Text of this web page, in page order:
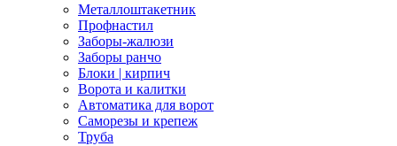
Металлоштакетник
Профнастил
Заборы-жалюзи
Заборы ранчо
Блоки | кирпич
Ворота и калитки
Автоматика для ворот
Саморезы и крепеж
Труба